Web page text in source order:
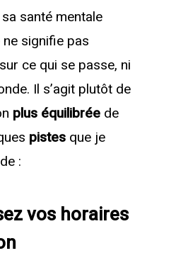
santé mentale
ne signifie pas
ce qui se passe, ni
Il s’agit plutôt de
plus équilibrée de
pistes que je
:
vos horaires